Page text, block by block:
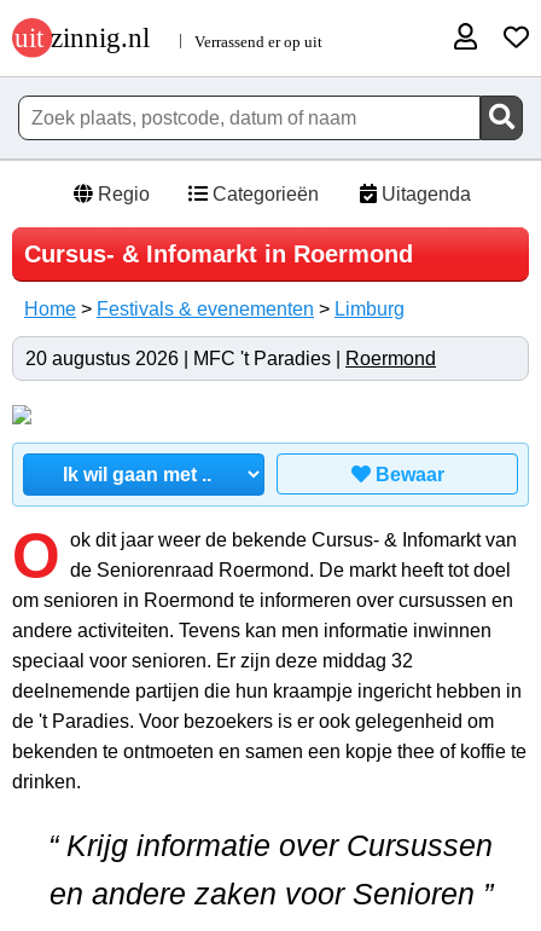
Regio Categorieën Uitagenda
Cursus- & Infomarkt in Roermond
Home > Festivals & evenementen > Limburg
20 augustus 2026 | MFC 't Paradies | Roermond
Bewaar
O ok dit jaar weer de bekende Cursus- & Infomarkt van
de Seniorenraad Roermond. De markt heeft tot doel
om senioren in Roermond te informeren over cursussen en
andere activiteiten. Tevens kan men informatie inwinnen
speciaal voor senioren. Er zijn deze middag 32
deelnemende partijen die hun kraampje ingericht hebben in
de 't Paradies. Voor bezoekers is er ook gelegenheid om
bekenden te ontmoeten en samen een kopje thee of koffie te
drinken.
“ Krijg informatie over Cursussen
en andere zaken voor Senioren ”